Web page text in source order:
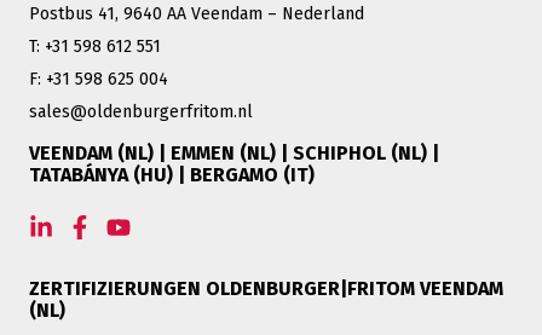
Postbus 41, 9640 AA Veendam – Nederland
T: +31 598 612 551
F: +31 598 625 004
sales@oldenburgerfritom.nl
VEENDAM (NL) | EMMEN (NL) | SCHIPHOL (NL) |
TATABÁNYA (HU) | BERGAMO (IT)
ZERTIFIZIERUNGEN OLDENBURGER|FRITOM VEENDAM
(NL)